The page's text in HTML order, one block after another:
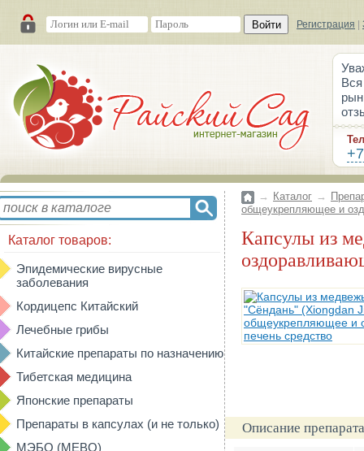
Войти Регистрация
Каталог товаров:
Эпидемические вирусные
заболевания
Кордицепс Китайский
Лечебные грибы
Китайские препараты по назначению
Тибетская медицина
Японские препараты
Препараты в капсулах (и не только)
МЭБО (MEBO)
→ Каталог →
общеукрепляющее и
Капсулы из медвежьей желчи "Сёндань" (Xiongdan Jiaonang) общеукрепляющее и
Описание